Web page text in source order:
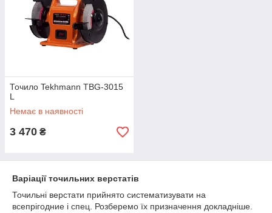
Точило Tekhmann TBG-3015
L
Немає в наявності
3 470 ₴
Варіації точильних верстатів
Точильні верстати прийнято систематизувати на
всепрігодние і спец. Розберемо їх призначення докладніше.